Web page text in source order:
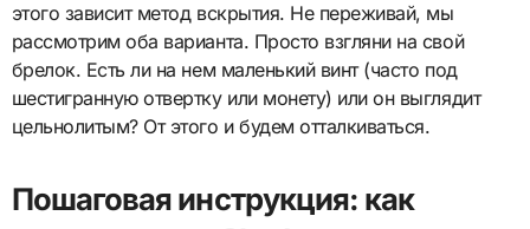
этого зависит метод вскрытия. Не переживай, мы
рассмотрим оба варианта. Просто взгляни на свой
брелок. Есть ли на нем маленький винт (часто под
шестигранную отвертку или монету) или он выглядит
цельнолитым? От этого и будем отталкиваться.
Пошаговая инструкция: как